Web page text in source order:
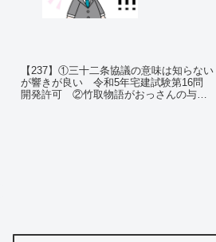
【237】①三十二条協議の意味は知らない
が響きが良い 令和5年宅建試験第16問
開発許可 ②竹取物語がおっさんの与太